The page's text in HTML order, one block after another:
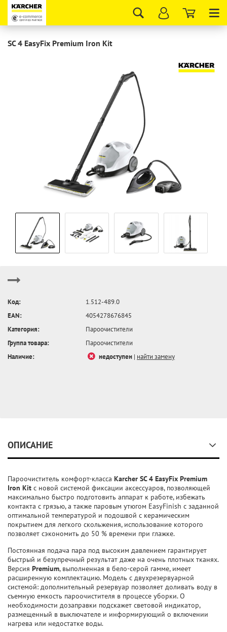
SC 4 EasyFix Premium Iron Kit
Код:
1.512-489.0
EAN:
4054278676845
Категория:
Пароочистители
Группа товара:
Пароочистители
Наличие:
недоступен | найти замену
ОПИСАНИЕ
Пароочиститель комфорт-класса Karcher SC 4 EasyFix Premium
Iron Kit с новой системой фиксации аксессуаров, позволяющей
максимально быстро подготовить аппарат к работе, избежать
контакта с грязью, а также паровым утюгом EasyFinish с заданной
оптимальной температурой и подошвой с керамическим
покрытием для легкого скольжения, использование которого
позволяет сэкономить до 50 % времени при глажке.
Постоянная подача пара под высоким давлением гарантирует
быстрый и безупречный результат даже на очень плотных тканях.
Версия Premium, выполненная в бело-серой гамме, имеет
расширенную комплектацию. Модель с двухрезервуарной
системой: дополнительный резервуар позволяет доливать воду в
съемную емкость пароочистителя в процессе уборки. О
необходимости дозаправки подскажет световой индикатор,
размещенный в выключателе и информирующий о включении
нагрева или недостатке воды.